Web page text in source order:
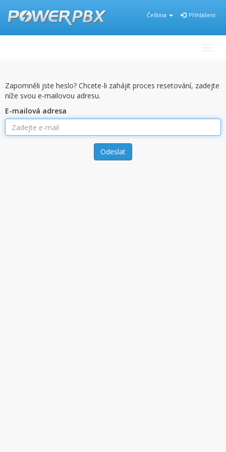
Čeština Přihlášení
Zapomněli jste heslo? Chcete-li zahájit proces resetování, zadejte
níže svou e-mailovou adresu.
E-mailová adresa
Odeslat